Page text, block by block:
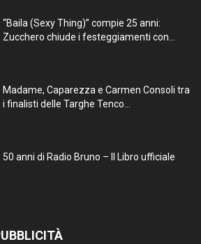
“Baila (Sexy Thing)” compie 25 anni:
Zucchero chiude i festeggiamenti con...
Madame, Caparezza e Carmen Consoli tra
i finalisti delle Targhe Tenco...
50 anni di Radio Bruno – Il Libro ufficiale